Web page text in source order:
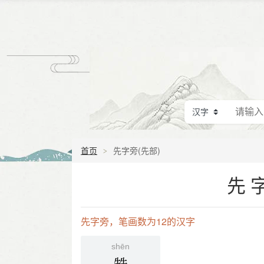
首页 先字旁(先部)
先
先字旁，笔画数为12的汉字
shēn